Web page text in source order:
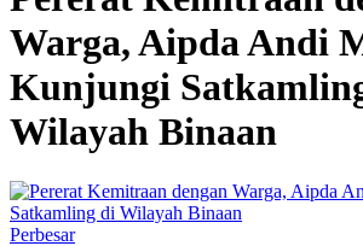
Warga, Aipda Andi
Kunjungi
Wilayah Binaan
Perbesar